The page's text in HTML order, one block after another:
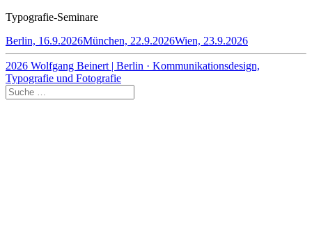
Typografie-Seminare
Berlin, 16.9.2026München, 22.9.2026Wien, 23.9.2026
2026 Wolfgang Beinert | Berlin · Kommunikationsdesign,
Typografie und Fotografie